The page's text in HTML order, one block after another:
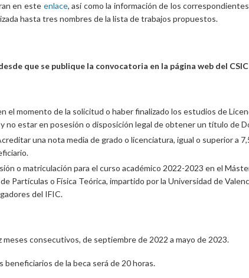
en este enlace, así como la información de los
hasta tres nombres de la lista de trabajos propuestos.
que se publique la convocatoria en la página web del
el momento de la solicitud o haber finalizado los estudios de
no estar en posesión o disposición legal de obtener un título de
una nota media de grado o licenciatura, igual o superior a
o matriculación para el curso académico 2022-2023 en el
Partículas o Física Teórica, impartido por la Universidad de
del IFIC.
meses consecutivos, de septiembre de 2022 a mayo de 2023.
beneficiarios de la beca será de 20 horas.